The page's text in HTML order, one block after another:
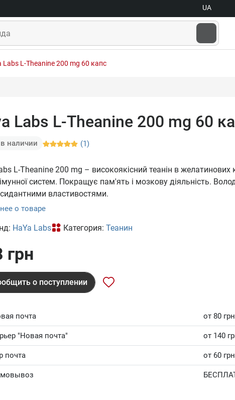
UA
Labs L-Theanine 200 mg 60 капс
Labs L-Theanine 200 mg 60
наличии (1)
L-Theanine 200 mg – високоякісний теанін в желатинових
систем. Покращує пам'ять і мозкову діяльність.
властивостями.
о товаре
HaYa Labs Категория: Теанин
грн
о поступлении
почта от 80 грн
"Новая почта" от 140
почта от 60 грн